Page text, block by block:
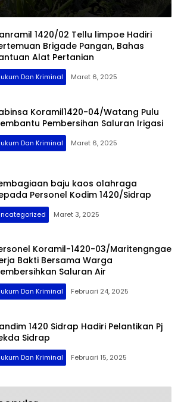
masyarakat.
1420/02 Tellu limpoe Hadiri
Brigade Pangan, Bahas
Alat Pertanian
Dan Kriminal Maret 6, 2025
Koramil1420-04/Watang Pulu
Pembersihan Saluran Irigasi
Dan Kriminal Maret 6, 2025
baju kaos olahraga
Personel Kodim 1420/Sidrap
Maret 3, 2025
Koramil-1420-03/Maritengngae
Bakti Bersama Warga
Saluran Air
Dan Kriminal Februari 24, 2025
1420 Sidrap Hadiri Pelantikan Pj
Sidrap
Dan Kriminal Februari 15, 2025